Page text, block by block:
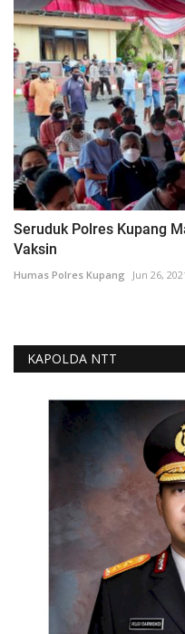
Seruduk Polres Kupang
Vaksin
Humas Polres Kupang Jun 26,
KAPOLDA NTT